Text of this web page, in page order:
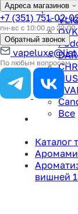
Все
Адреса магазинов
+7 (351) 751-02-
пн-вс с 10:00 до 22:00
Обратный звонок
По любым вопросам
Каталог
вишней